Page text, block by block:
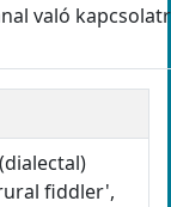
való
fiddler',